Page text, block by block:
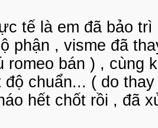
tế là em đã bảo
phận , visme đã
romeo bán ) , cùng
độ chuẩn... ( do
hết chốt rồi , đã